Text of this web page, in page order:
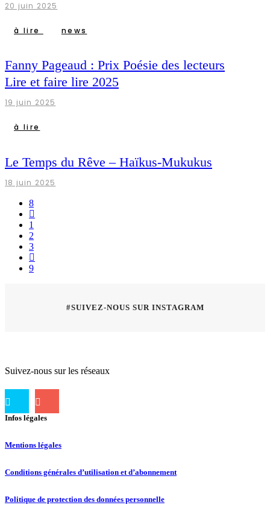
20 juin 2025
à lire news
Fanny Pageaud : Prix Poésie des lecteurs
Lire et faire lire 2025
19 juin 2025
à lire
Le Temps du Rêve – Haïkus-Mukukus
18 juin 2025
1
2
3
#SUIVEZ-NOUS SUR INSTAGRAM
Suivez-nous sur les réseaux
Infos légales
Mentions légales
Conditions générales d’utilisation et d’abonnement
Politique de protection des données personnelle